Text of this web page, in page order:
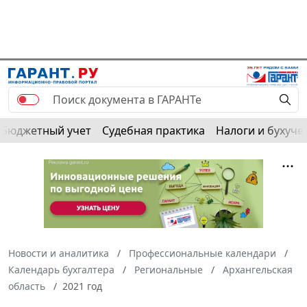
Бюджетный учет Судебная практика Налоги и
Новости и аналитика
Профессиональные календари
Календарь бухгалтера
Региональные
Архангельская
область
2021 год